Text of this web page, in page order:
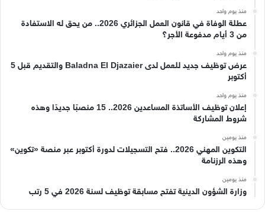
منذ يوم واحد
عطلة الوفاة في قانون العمل الجزائري 2026.. من يحق له الاستفادة
من 3 أيام مدفوعة الأجر؟
منذ يوم واحد
عرض توظيف جديد للعمل لدى Baladna El Djazaier والتقديم قبل 5
أكتوبر
منذ يوم واحد
إعلان توظيف الأساتذة المساعدين 2026.. 15 منصبًا جديدًا وهذه
شروط المشاركة
منذ يومين
التكوين المهني 2026.. فتح التسجيلات لدورة أكتوبر عبر منصة «تكوين»
وهذه الرزنامة
منذ يومين
وزارة الشؤون الدينية تفتح مسابقة توظيف لسنة 2026 في 5 رتب